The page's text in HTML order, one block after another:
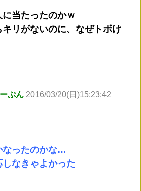
当たったのかｗ
リがないのに、なぜトボけ
ぷん 2016/03/20(日)15:23:42
なったのかな…
なきゃよかった